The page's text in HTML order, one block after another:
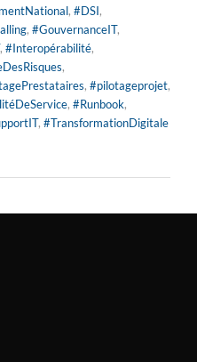
, #DSI,
, #GouvernanceIT,
, #Interopérabilité,
,
, #pilotageprojet,
, #Runbook,
, #TransformationDigitale